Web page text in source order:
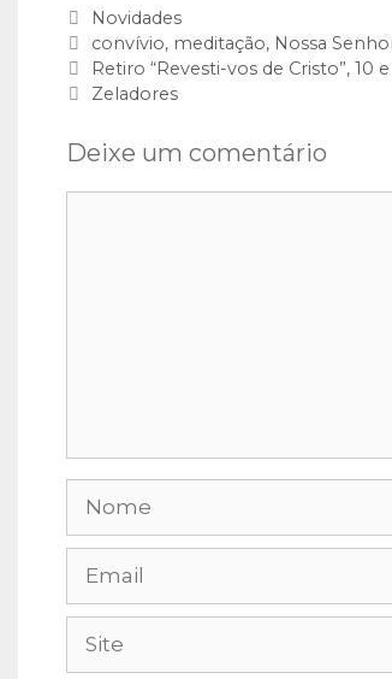
Categorias
Novidades
Etiquetas
convívio, meditação, Nossa
Retiro “Revesti-vos de Cristo”, 10
Zeladores
Deixe um comentário